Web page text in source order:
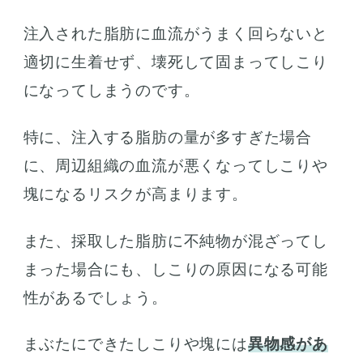
注入された脂肪に血流がうまく回らないと
適切に生着せず、壊死して固まってしこり
になってしまうのです。
特に、注入する脂肪の量が多すぎた場合
に、周辺組織の血流が悪くなってしこりや
塊になるリスクが高まります。
また、採取した脂肪に不純物が混ざってし
まった場合にも、しこりの原因になる可能
性があるでしょう。
まぶたにできたしこりや塊には異物感があ